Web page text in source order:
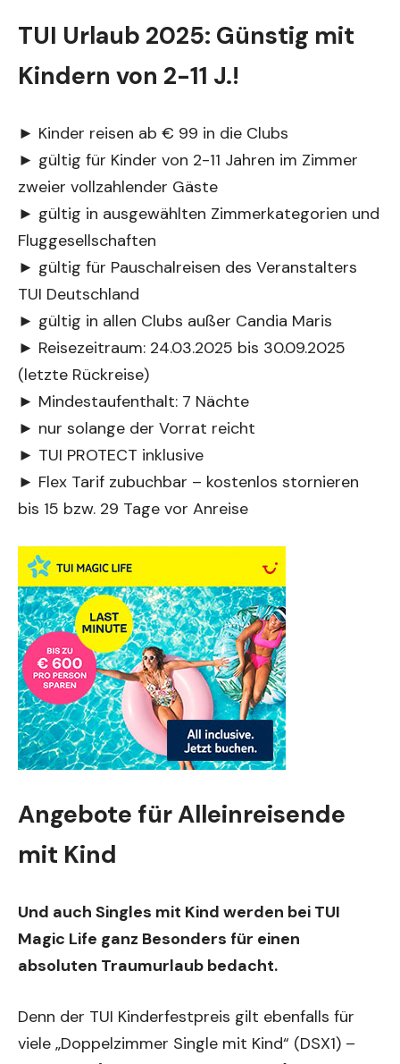
TUI Urlaub 2025: Günstig mit
Kindern von 2-11 J.!
► Kinder reisen ab € 99 in die Clubs
► gültig für Kinder von 2-11 Jahren im Zimmer
zweier vollzahlender Gäste
► gültig in ausgewählten Zimmerkategorien und
Fluggesellschaften
► gültig für Pauschalreisen des Veranstalters
TUI Deutschland
► gültig in allen Clubs außer Candia Maris
► Reisezeitraum: 24.03.2025 bis 30.09.2025
(letzte Rückreise)
► Mindestaufenthalt: 7 Nächte
► nur solange der Vorrat reicht
► TUI PROTECT inklusive
► Flex Tarif zubuchbar – kostenlos stornieren
bis 15 bzw. 29 Tage vor Anreise
Angebote für Alleinreisende
mit Kind
Und auch Singles mit Kind werden bei TUI
Magic Life ganz Besonders für einen
absoluten Traumurlaub bedacht.
Denn der TUI Kinderfestpreis gilt ebenfalls für
viele „Doppelzimmer Single mit Kind“ (DSX1) –